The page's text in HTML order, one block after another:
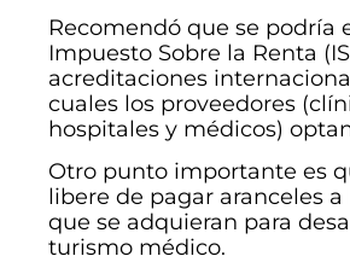
Recomendó que se podría
Impuesto Sobre la Renta
acreditaciones
cuales los proveedores
hospitales y médicos)
Otro punto importante es
libere de pagar aranceles
que se adquieran para
turismo médico.